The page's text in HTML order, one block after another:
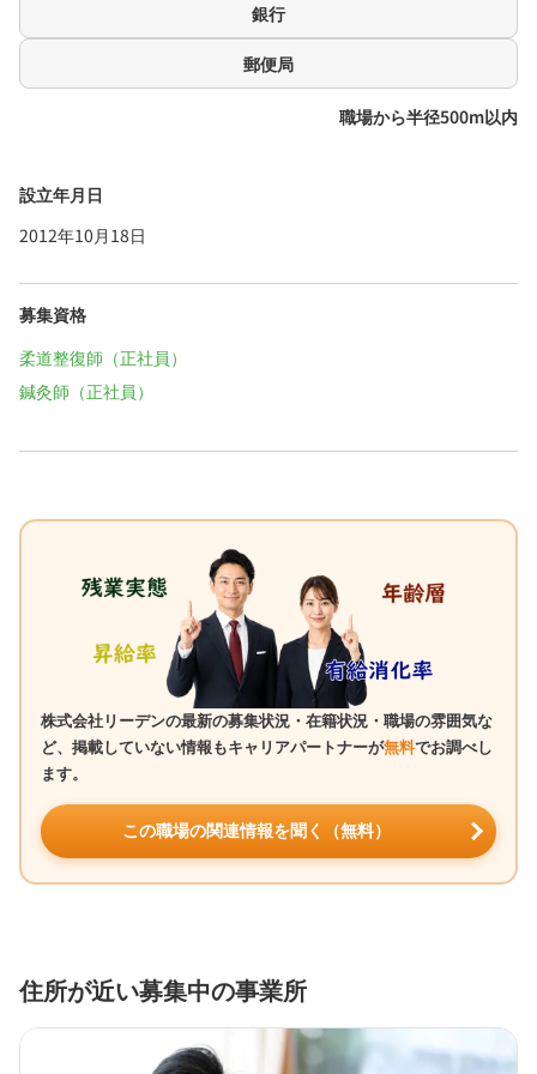
銀行
郵便局
職場から半径500m以内
設立年月日
2012年10月18日
募集資格
柔道整復師（正社員）
鍼灸師（正社員）
株式会社リーデンの最新の募集状況・在籍状況・職場の雰囲気な
ど、掲載していない情報もキャリアパートナーが無料でお調べし
ます。
この職場の関連情報を聞く（無料）
住所が近い募集中の事業所